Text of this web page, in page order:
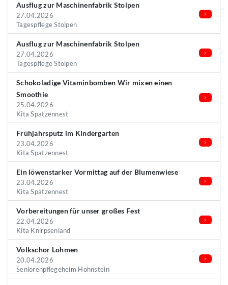
Ausflug zur Maschinenfabrik Stolpen
27.04.2026
Tagespflege Stolpen
Ausflug zur Maschinenfabrik Stolpen
27.04.2026
Tagespflege Stolpen
Schokoladige Vitaminbomben Wir mixen einen
Smoothie
25.04.2026
Kita Spatzennest
Frühjahrsputz im Kindergarten
23.04.2026
Kita Spatzennest
Ein löwenstarker Vormittag auf der Blumenwiese
23.04.2026
Kita Spatzennest
Vorbereitungen für unser großes Fest
22.04.2026
Kita Knirpsenland
Volkschor Lohmen
20.04.2026
Seniorenpflegeheim Hohnstein